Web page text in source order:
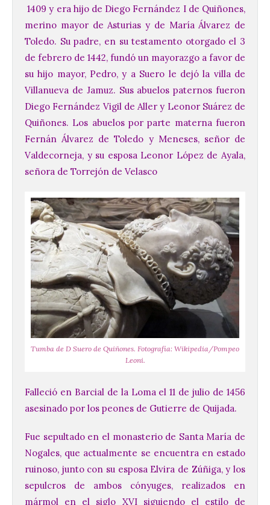
1409 y era hijo de Diego Fernández I de Quiñones,
merino mayor de Asturias y de María Álvarez de
Toledo. Su padre, en su testamento otorgado el 3
de febrero de 1442, fundó un mayorazgo a favor de
su hijo mayor, Pedro, y a Suero le dejó la villa de
Villanueva de Jamuz. Sus abuelos paternos fueron
Diego Fernández Vigil de Aller y Leonor Suárez de
Quiñones. Los abuelos por parte materna fueron
Fernán Álvarez de Toledo y Meneses, señor de
Valdecorneja, y su esposa Leonor López de Ayala,
señora de Torrejón de Velasco
Tumba de D Suero de Quiñones. Fotografía: Wikipedia/Pompeo
Leoni.
Falleció en Barcial de la Loma el 11 de julio de 1456
asesinado por los peones de Gutierre de Quijada.
Fue sepultado en el monasterio de Santa María de
Nogales, que actualmente se encuentra en estado
ruinoso, junto con su esposa Elvira de Zúñiga, y los
sepulcros de ambos cónyuges, realizados en
mármol en el siglo XVI siguiendo el estilo de
Más de 10.000 personas
han visitado las
exposiciones ‘Alma de
precolombino’ y ‘Mundus
Novus’ en la Sala de San
Eloy
8 Ago 2026
Ambas exposiciones se
podrán visitar hasta el 30
de agosto y la entrada es
gratuita. El horario de